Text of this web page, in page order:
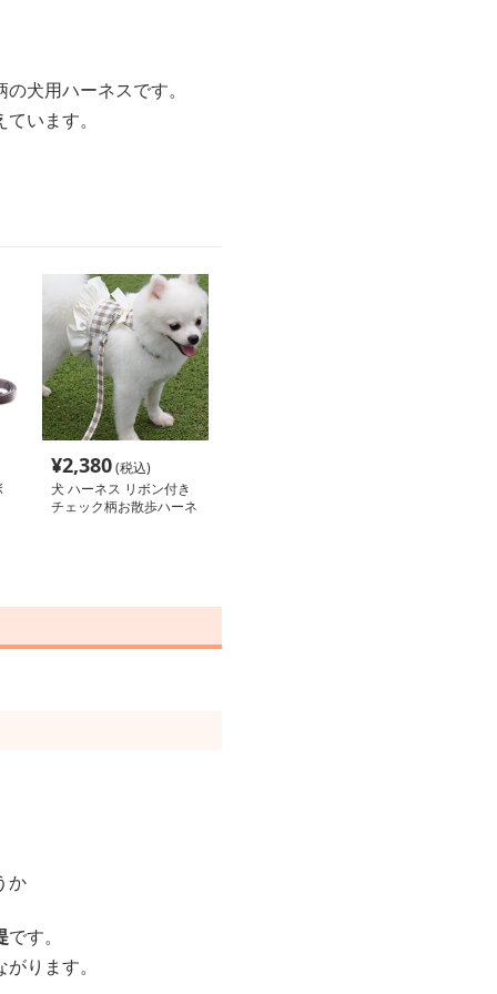
犬用ハーネスです。
います。
¥2,380(税込)
犬 ハーネス リボン付き
チェック柄お散歩ハーネ
か
です。
ります。